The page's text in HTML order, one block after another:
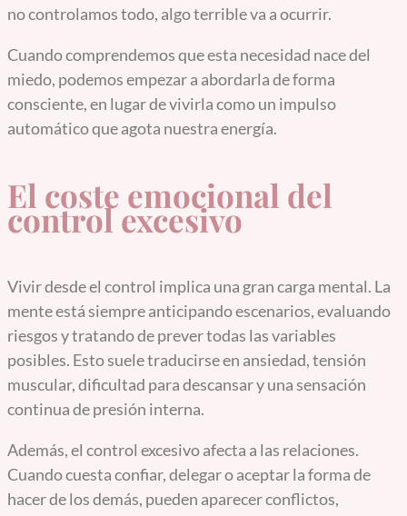
no controlamos todo, algo terrible va a ocurrir.
Cuando comprendemos que esta necesidad nace del
miedo, podemos empezar a abordarla de forma
consciente, en lugar de vivirla como un impulso
automático que agota nuestra energía.
El coste emocional del
control excesivo
Vivir desde el control implica una gran carga mental. La
mente está siempre anticipando escenarios, evaluando
riesgos y tratando de prever todas las variables
posibles. Esto suele traducirse en ansiedad, tensión
muscular, dificultad para descansar y una sensación
continua de presión interna.
Además, el control excesivo afecta a las relaciones.
Cuando cuesta confiar, delegar o aceptar la forma de
hacer de los demás, pueden aparecer conflictos,